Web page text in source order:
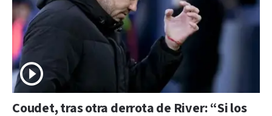
Coudet, tras otra derrota de River: “Si los